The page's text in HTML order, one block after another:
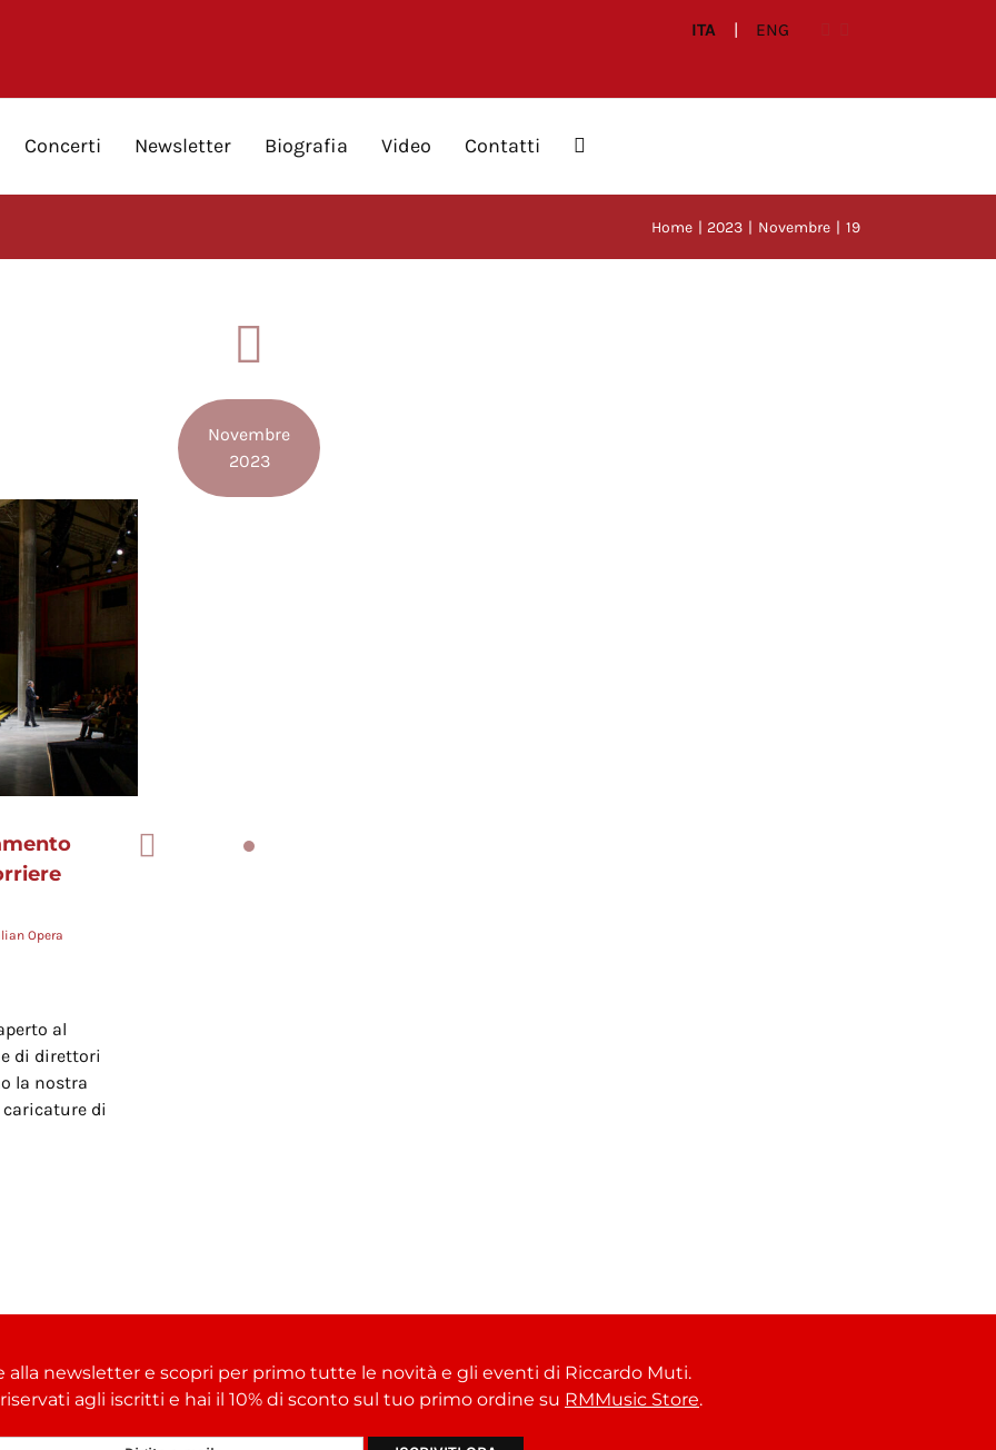
ITA | ENG
Concerti Newsletter Biografia Video Contatti
Home 2023 Novembre 19
Novembre
2023
Opera
al
di direttori
la nostra
caricature di
newsletter e scopri per primo tutte le novità e gli eventi di Riccardo Muti.
agli iscritti e hai il 10% di sconto sul tuo primo ordine su RMMusic Store.